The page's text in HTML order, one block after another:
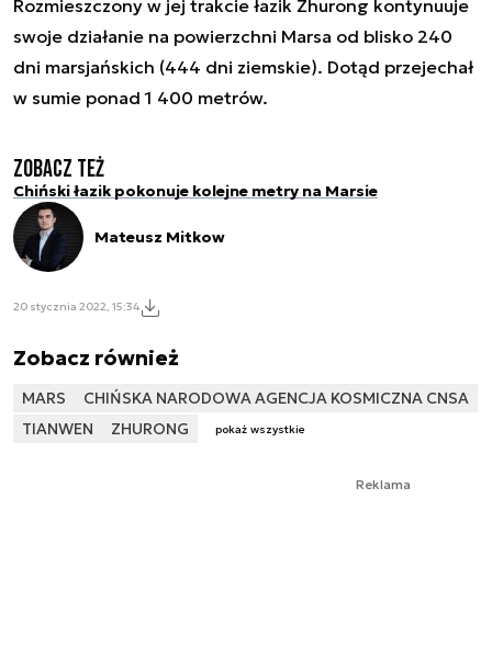
Rozmieszczony w jej trakcie łazik Zhurong kontynuuje
swoje działanie na powierzchni Marsa od blisko 240
dni marsjańskich (444 dni ziemskie). Dotąd przejechał
w sumie ponad 1 400 metrów.
Zobacz też
Chiński łazik pokonuje kolejne metry na Marsie
Mateusz Mitkow
20 stycznia 2022, 15:34
Zobacz również
MARS
CHIŃSKA NARODOWA AGENCJA KOSMICZNA CNSA
TIANWEN
ZHURONG pokaż wszystkie
Reklama